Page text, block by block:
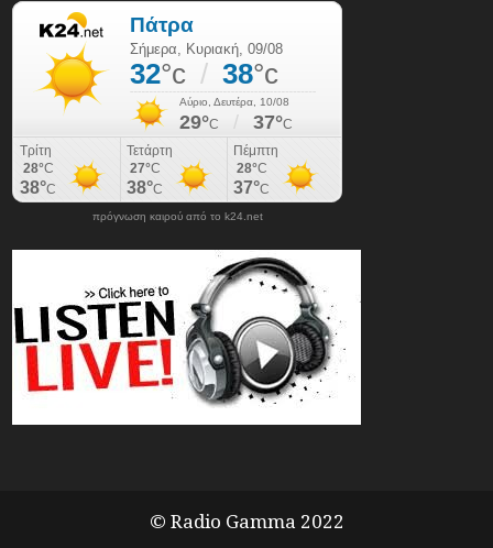
πρόγνωση καιρού από το k24.net
© Radio Gamma 2022